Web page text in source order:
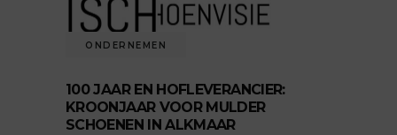
ONDERNEMEN
100 JAAR EN HOFLEVERANCIER:
KROONJAAR VOOR MULDER
SCHOENEN IN ALKMAAR